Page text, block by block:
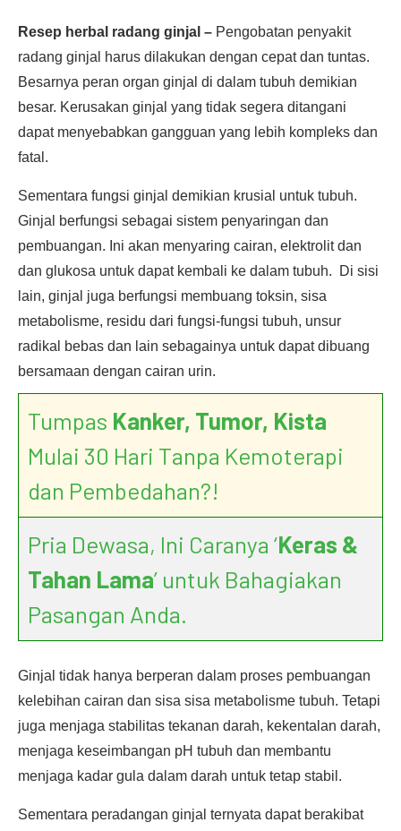
Resep herbal radang ginjal – Pengobatan penyakit
radang ginjal harus dilakukan dengan cepat dan tuntas.
Besarnya peran organ ginjal di dalam tubuh demikian
besar. Kerusakan ginjal yang tidak segera ditangani
dapat menyebabkan gangguan yang lebih kompleks dan
fatal.
Sementara fungsi ginjal demikian krusial untuk tubuh.
Ginjal berfungsi sebagai sistem penyaringan dan
pembuangan. Ini akan menyaring cairan, elektrolit dan
dan glukosa untuk dapat kembali ke dalam tubuh. Di sisi
lain, ginjal juga berfungsi membuang toksin, sisa
metabolisme, residu dari fungsi-fungsi tubuh, unsur
radikal bebas dan lain sebagainya untuk dapat dibuang
bersamaan dengan cairan urin.
Tumpas Kanker, Tumor, Kista
Mulai 30 Hari Tanpa Kemoterapi
dan Pembedahan?!
Pria Dewasa, Ini Caranya ‘Keras &
Tahan Lama’ untuk Bahagiakan
Pasangan Anda.
Ginjal tidak hanya berperan dalam proses pembuangan
kelebihan cairan dan sisa sisa metabolisme tubuh. Tetapi
juga menjaga stabilitas tekanan darah, kekentalan darah,
menjaga keseimbangan pH tubuh dan membantu
menjaga kadar gula dalam darah untuk tetap stabil.
Sementara peradangan ginjal ternyata dapat berakibat